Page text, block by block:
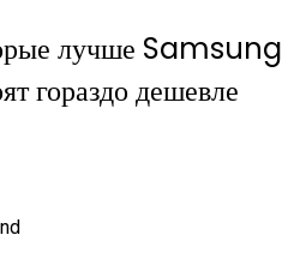
лучше Samsung
гораздо дешевле